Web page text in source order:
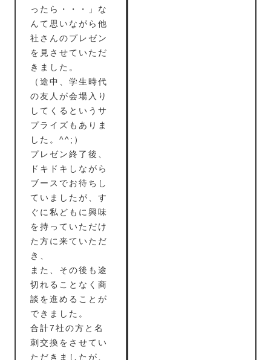
ったら・・・」な
んて思いながら他
社さんのプレゼン
を見させていただ
きました。
（途中、学生時代
の友人が会場入り
してくるというサ
プライズもありま
した。^^;）
プレゼン終了後、
ドキドキしながら
ブースでお待ちし
ていましたが、す
ぐに私どもに興味
を持っていただけ
た方に来ていただ
き、
また、その後も途
切れることなく商
談を進めることが
できました。
合計7社の方と名
刺交換をさせてい
ただきましたが、